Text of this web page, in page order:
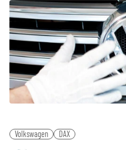
Volkswagen DAX